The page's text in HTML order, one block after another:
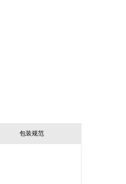
包装规范